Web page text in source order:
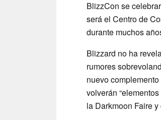
BlizzCon se
será el Centro de
durante muchos
Blizzard no ha
rumores
nuevo
volverán
la Darkmoon Faire